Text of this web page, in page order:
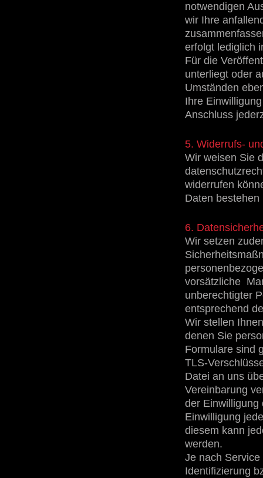
notwendigen
wir Ihre
erfolgt lediglich
Für die
unterliegt oder
Umständen
Ihre
Anschluss
5. Widerrufs-
Wir weisen Sie
widerrufen
Daten
6.
Wir setzen
vorsätzliche
unberechtigter
entsprechend
Wir stellen
denen Sie
Formulare sind
TLS-
Datei an uns
Vereinbarung
der Einwilligung
Einwilligung
diesem kann
werden.
Je nach
Identifizierung